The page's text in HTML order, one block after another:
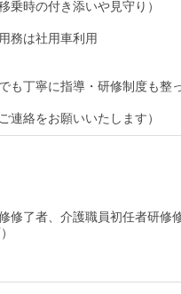
乗時の付き添いや見守り）
務は社用車利用
も丁寧に指導・研修制度も整
連絡をお願いいたします）
修了者、介護職員初任者研修